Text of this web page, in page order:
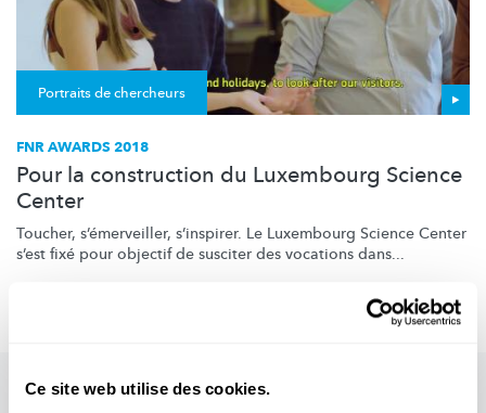
Ce site web utilise des cookies.
Portraits de chercheurs
FNR AWARDS 2018
Pour la construction du Luxembourg Science
Center
Toucher, s’émerveiller, s’inspirer. Le Luxembourg Science Center
s’est fixé pour objectif de susciter des vocations dans...